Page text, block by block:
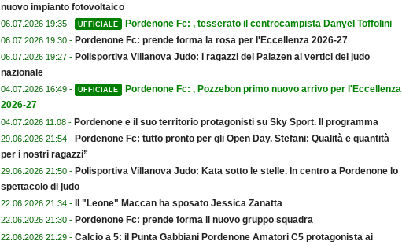
nuovo impianto fotovoltaico
06.07.2026 19:35 - UFFICIALE Pordenone Fc: , tesserato il centrocampista Danyel Toffolini
06.07.2026 19:30 - Pordenone Fc: prende forma la rosa per l'Eccellenza 2026-27
06.07.2026 19:27 - Polisportiva Villanova Judo: i ragazzi del Palazen ai vertici del judo
nazionale
04.07.2026 16:49 - UFFICIALE
Pordenone Fc: , Pozzebon primo nuovo arrivo per l'Eccellenza
2026-27
04.07.2026 11:08 - Pordenone e il suo territorio protagonisti su Sky Sport. Il programma
29.06.2026 21:54 - Pordenone Fc: tutto pronto per gli Open Day. Stefani: Qualità e quantità
per i nostri ragazzi”
29.06.2026 21:50 - Polisportiva Villanova Judo: Kata sotto le stelle. In centro a Pordenone lo
spettacolo di judo
22.06.2026 21:34 - Il "Leone" Maccan ha sposato Jessica Zanatta
22.06.2026 21:30 - Pordenone Fc: prende forma il nuovo gruppo squadra
22.06.2026 21:29 - Calcio a 5: il Punta Gabbiani Pordenone Amatori C5 protagonista ai